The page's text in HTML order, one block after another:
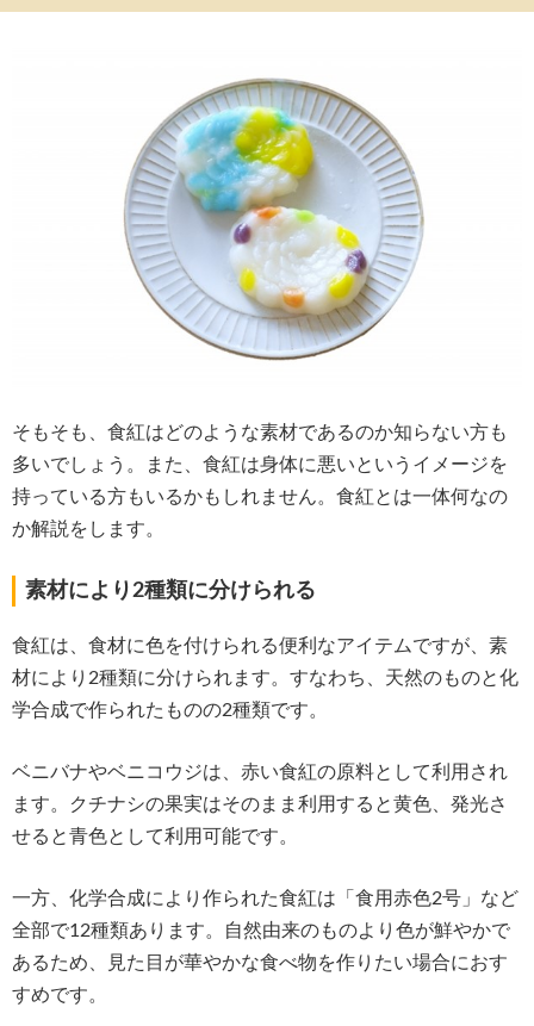
そもそも、食紅はどのような素材であるのか知らない方も
多いでしょう。また、食紅は身体に悪いというイメージを
持っている方もいるかもしれません。食紅とは一体何なの
か解説をします。
素材により2種類に分けられる
食紅は、食材に色を付けられる便利なアイテムですが、素
材により2種類に分けられます。すなわち、天然のものと化
学合成で作られたものの2種類です。
ベニバナやベニコウジは、赤い食紅の原料として利用され
ます。クチナシの果実はそのまま利用すると黄色、発光さ
せると青色として利用可能です。
一方、化学合成により作られた食紅は「食用赤色2号」など
全部で12種類あります。自然由来のものより色が鮮やかで
あるため、見た目が華やかな食べ物を作りたい場合におす
すめです。